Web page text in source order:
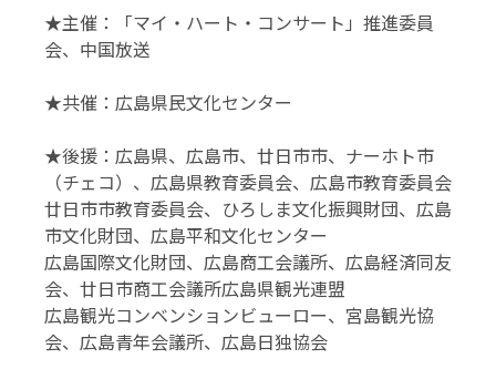
★主催：「マイ・ハート・コンサート」推進委員
会、中国放送
★共催：広島県民文化センター
★後援：広島県、広島市、廿日市市、ナーホト市
（チェコ）、広島県教育委員会、広島市教育委員会
廿日市市教育委員会、ひろしま文化振興財団、広島
市文化財団、広島平和文化センター
広島国際文化財団、広島商工会議所、広島経済同友
会、廿日市商工会議所広島県観光連盟
広島観光コンベンションビューロー、宮島観光協
会、広島青年会議所、広島日独協会